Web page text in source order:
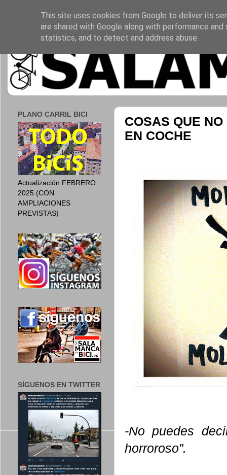
COSAS QUE
EN COCHE
-No puedes
horroroso”.
PLANO CARRIL BICI
Actualización FEBRERO
2025 (CON
AMPLIACIONES
PREVISTAS)
SÍGUENOS EN TWITTER
This site uses cookies from Google to deliver its
are shared with Google along with performance
statistics, and to detect and address abuse.